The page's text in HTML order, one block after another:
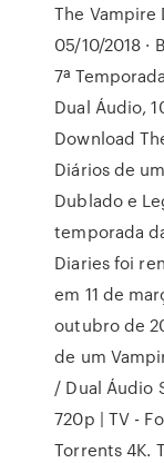
The Vampire
05/10/2018 ·
7ª
Dual Áudio,
Download
Diários de
Dublado e
temporada
Diaries foi
em 11 de
outubro de
de um
/ Dual Áudio
720p | TV -
Torrents 4K.